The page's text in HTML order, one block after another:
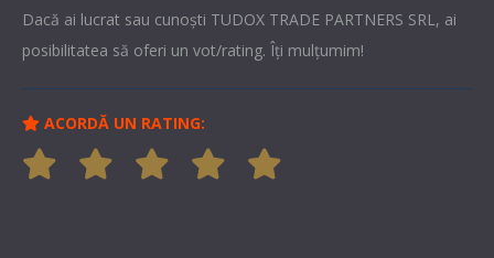
Dacă ai lucrat sau cunoşti TUDOX TRADE PARTNERS SRL, ai
posibilitatea să oferi un vot/rating. Îți mulțumim!
ACORDĂ UN RATING: